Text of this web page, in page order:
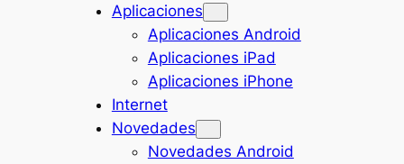
Aplicaciones
Aplicaciones Android
Aplicaciones iPad
Aplicaciones iPhone
Internet
Novedades
Novedades Android